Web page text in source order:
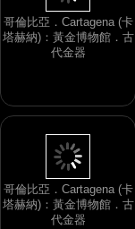
哥倫比亞．Cartagena (卡
塔赫納)：黃金博物館．古
代金器
哥倫比亞．Cartagena (卡
塔赫納)：黃金博物館．古
代金器